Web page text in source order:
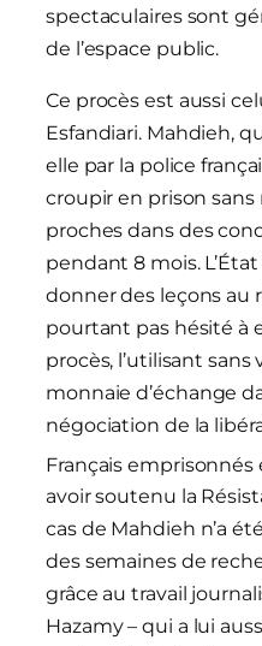
spectaculaires sont
de l’espace public.
Ce procès est aussi
Esfandiari. Mahdieh,
elle par la police
croupir en prison
proches dans des
pendant 8 mois.
donner des leçons au
pourtant pas hésité à
procès, l’utilisant
monnaie d’échange
négociation de la
Français emprisonnés
avoir soutenu la
cas de Mahdieh n’a
des semaines de
grâce au travail
Hazamy – qui a lui